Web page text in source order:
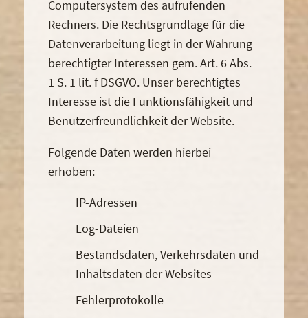
Computersystem des aufrufenden
Rechners. Die Rechtsgrundlage für die
Datenverarbeitung liegt in der Wahrung
berechtigter Interessen gem. Art. 6 Abs.
1 S. 1 lit. f DSGVO. Unser berechtigtes
Interesse ist die Funktionsfähigkeit und
Benutzerfreundlichkeit der Website.
Folgende Daten werden hierbei
erhoben:
IP-Adressen
Log-Dateien
Bestandsdaten, Verkehrsdaten und
Inhaltsdaten der Websites
Fehlerprotokolle